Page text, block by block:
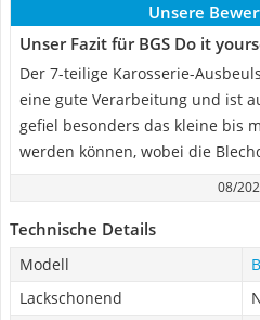
Unsere
Unser Fazit für BGS Do it
Der 7-teilige Karosserie-
eine gute Verarbeitung und ist
gefiel besonders das kleine bis
werden können, wobei die
08/
Technische Details
Modell
Lackschonend